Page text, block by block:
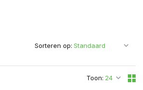
Toon:
Sorteren op: